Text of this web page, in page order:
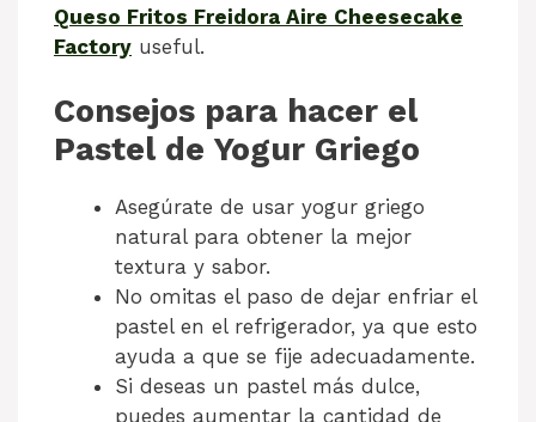
Queso Fritos Freidora Aire Cheesecake
Factory useful.
Consejos para hacer el
Pastel de Yogur Griego
Asegúrate de usar yogur griego
natural para obtener la mejor
textura y sabor.
No omitas el paso de dejar enfriar el
pastel en el refrigerador, ya que esto
ayuda a que se fije adecuadamente.
Si deseas un pastel más dulce,
puedes aumentar la cantidad de